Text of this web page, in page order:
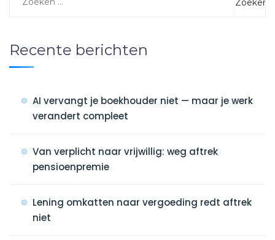
Recente berichten
AI vervangt je boekhouder niet — maar je werk
verandert compleet
Van verplicht naar vrijwillig: weg aftrek
pensioenpremie
Lening omkatten naar vergoeding redt aftrek
niet